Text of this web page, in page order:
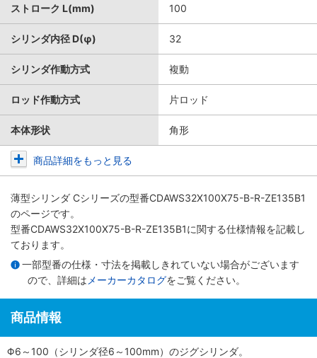
ストローク L(mm) 100
シリンダ内径 D(φ) 32
シリンダ作動方式 複動
ロッド作動方式 片ロッド
本体形状 角形
商品詳細をもっと見る
薄型シリンダ Cシリーズの型番CDAWS32X100X75-B-R-ZE135B1
のページです。
型番CDAWS32X100X75-B-R-ZE135B1に関する仕様情報を記載し
ております。
一部型番の仕様・寸法を掲載しきれていない場合がございます
ので、詳細は メーカーカタログをご覧ください。
商品情報
Φ6～100（シリンダ径6～100mm）のジグシリンダ。